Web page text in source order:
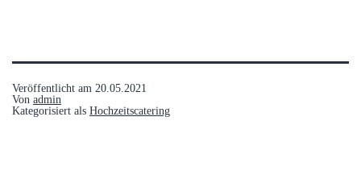
Veröffentlicht am 20.05.2021
Von admin
Kategorisiert als Hochzeitscatering